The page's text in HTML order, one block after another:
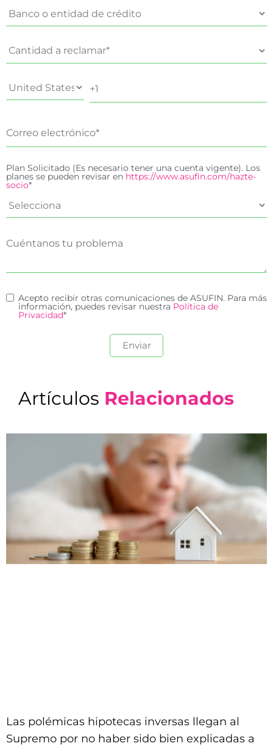
Plan Solicitado (Es necesario tener una cuenta vigente). Los
planes se pueden revisar en https://www.asufin.com/hazte-
socio*
Acepto recibir otras comunicaciones de ASUFIN. Para más
información, puedes revisar nuestra Política de
Privacidad*
Artículos Relacionados
Las polémicas hipotecas inversas llegan al
Supremo por no haber sido bien explicadas a